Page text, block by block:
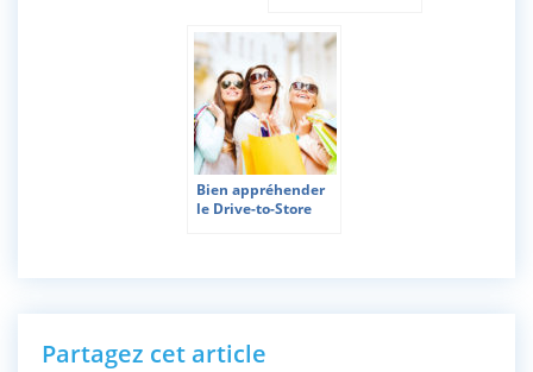
Bien appréhender
le Drive-to-Store
Partagez cet article